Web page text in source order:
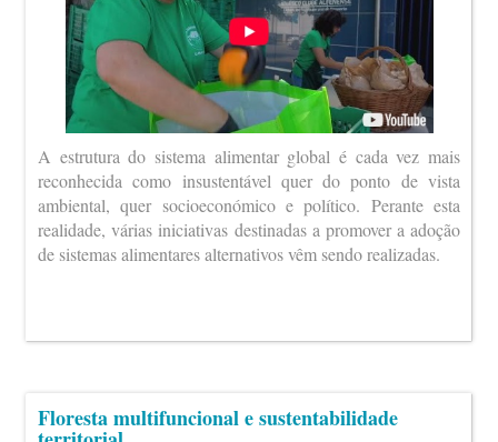
A estrutura do sistema alimentar global é cada vez mais
reconhecida como insustentável quer do ponto de vista
ambiental, quer socioeconómico e político. Perante esta
realidade, várias iniciativas destinadas a promover a adoção
de sistemas alimentares alternativos vêm sendo realizadas.
Floresta multifuncional e sustentabilidade